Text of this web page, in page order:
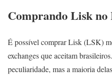
Comprando Lisk no
É possível comprar Lisk (LSK)
exchanges que aceitam
peculiaridade, mas a maioria